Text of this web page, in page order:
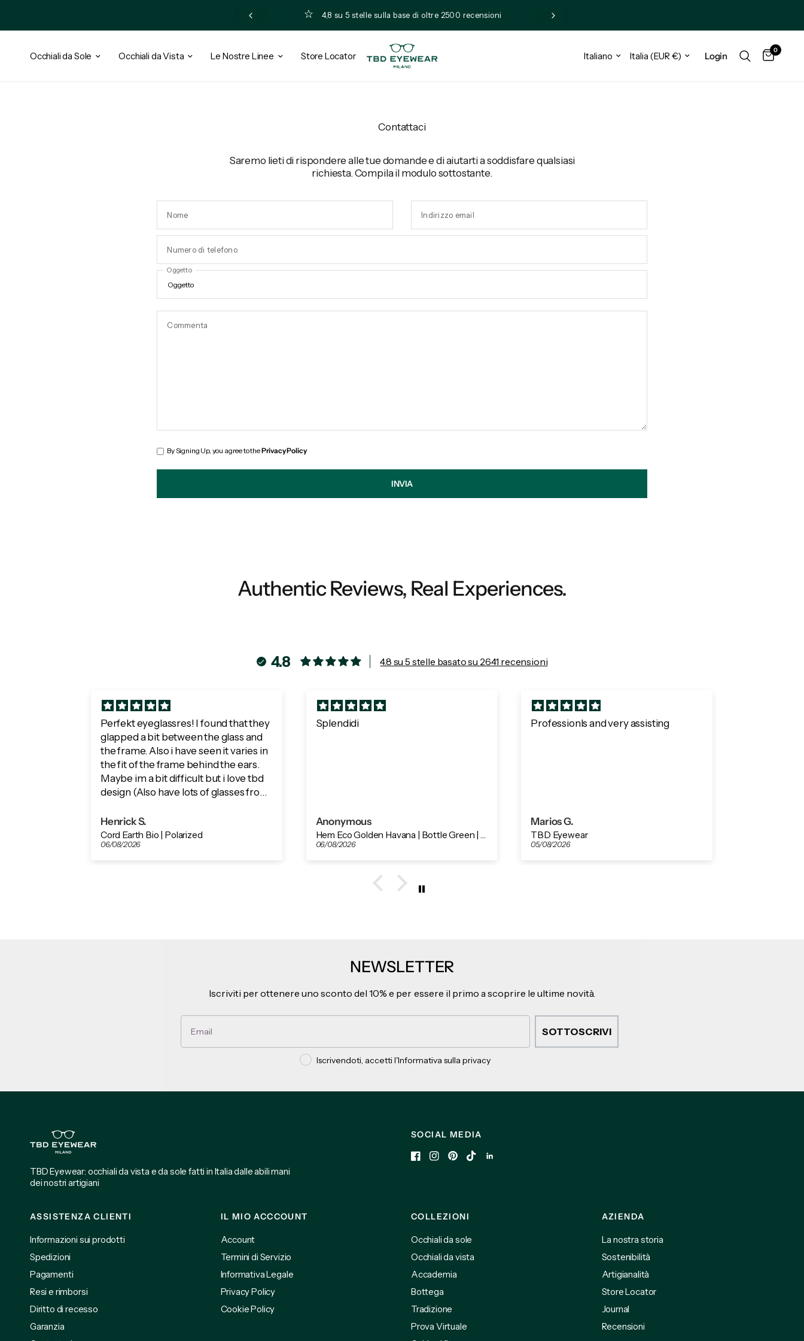
4,8 su 5 stelle sulla base di oltre 2500 recensioni
Occhiali da Sole Occhiali da Vista Le Nostre Linee Store Locator Login
0
Contattaci
Saremo lieti di rispondere alle tue domande e di aiutarti a soddisfare qualsiasi
richiesta. Compila il modulo sottostante.
Nome Indirizzo email
Numero di telefono
Oggetto
Commenta
By Signing Up, you agree to thePrivacy Policy
INVIA
Authentic Reviews, Real Experiences.
4.8 4.8 su 5 stelle basato su 2641 recensioni
Perfekt eyeglassres! I found that they
glapped a bit between the glass and
the frame. Also i have seen it varies in
the fit of the frame behind the ears.
Maybe im a bit difficult but i love tbd
design (Also have lots of glasses from
you improve).
/best regards Henrik
Henrick S.
Cord Earth Bio | Polarized
06/08/2026
Splendidi
Anonymous
Hem Eco Golden Havana | Bottle Green | Tailored Edition
06/08/2026
Professionls and very assisting
Marios G.
TBD Eyewear
05/08/2026
NEWSLETTER
Iscriviti per ottenere uno sconto del 10% e per essere il primo a scoprire le ultime novità.
Email
SOTTOSCRIVI
Privacy policy
Iscrivendoti, accetti l'Informativa sulla privacy
TBD Eyewear: occhiali da vista e da sole fatti in Italia dalle abili mani
dei nostri artigiani
SOCIAL MEDIA
ASSISTENZA CLIENTI
Informazioni sui prodotti
Spedizioni
Pagamenti
Resi e rimborsi
Diritto di recesso
Garanzia
IL MIO ACCCOUNT
Account
Termini di Servizio
Informativa Legale
Privacy Policy
Cookie Policy
COLLEZIONI
Occhiali da sole
Occhiali da vista
Accademia
Bottega
Tradizione
Prova Virtuale
AZIENDA
La nostra storia
Sostenibilità
Artigianalità
Store Locator
Journal
Recensioni